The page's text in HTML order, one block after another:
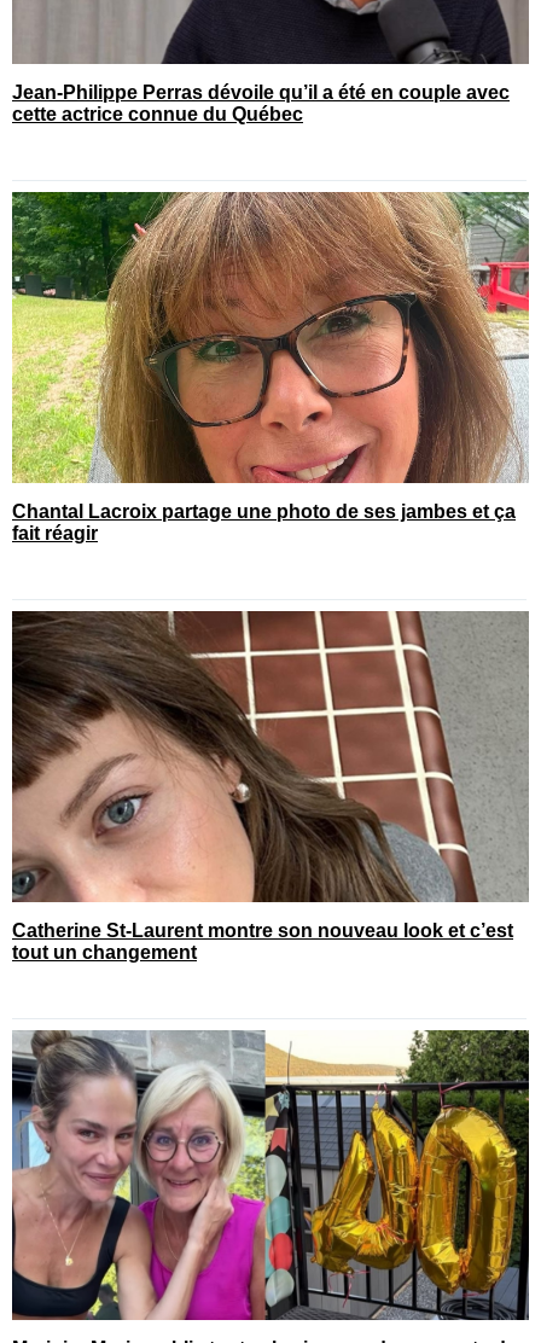
Jean-Philippe Perras dévoile qu’il a été en couple avec
cette actrice connue du Québec
Chantal Lacroix partage une photo de ses jambes et ça
fait réagir
Catherine St-Laurent montre son nouveau look et c’est
tout un changement